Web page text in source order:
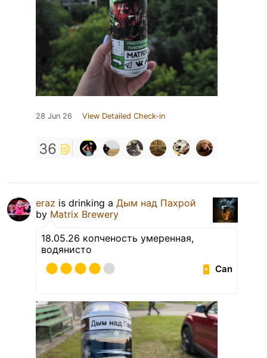
28 Jun 26 View Detailed Check-in
36
eraz is drinking a Дым над Пахрой
by Matrix Brewery
18.05.26 копченость умеренная,
водянисто
Can